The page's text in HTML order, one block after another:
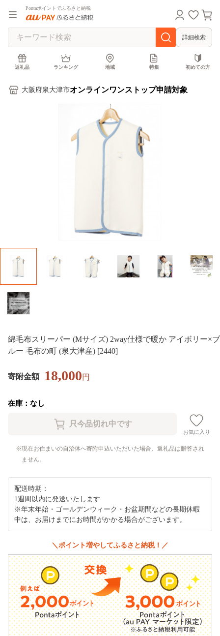
Pontaポイントでふるさと納税
詳細検索
返礼品 ランキング 地域 特集 初めての方
大阪府泉大津市オンラインワンストップ申請対象
綿毛布スリーパー (Mサイズ) 2way仕様で暖か アイボリー×ブ
ルー 毛布の町 (泉大津産) [2440]
寄附金額 18,000円
在庫：なし
お気に入り
現在お住まいの自治体へ寄附申込いただいた場合、返礼品は贈答され
ません。
配送時期：
1週間以内に発送いたします
※年末年始・ゴールデンウィーク・お盆期間などの長期休暇
中は、お届けまでにお時間がかかる場合がございます。
＼ポイント増やしてふるさと納税！／